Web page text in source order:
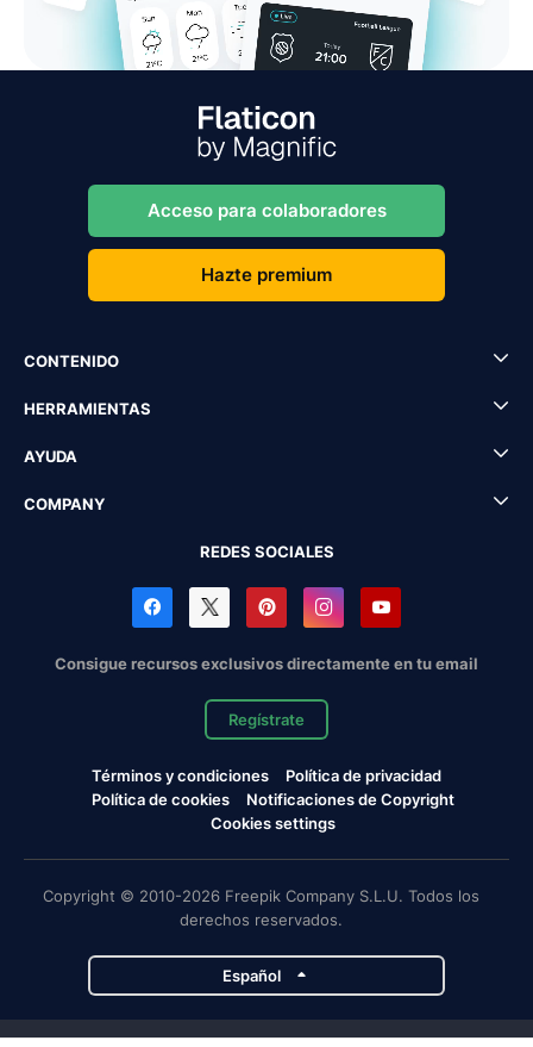
Acceso para colaboradores
Hazte premium
CONTENIDO
HERRAMIENTAS
AYUDA
COMPANY
REDES SOCIALES
Consigue recursos exclusivos directamente en tu email
Regístrate
Términos y condiciones
Política de privacidad
Política de cookies
Notificaciones de Copyright
Cookies settings
Copyright © 2010-2026 Freepik Company S.L.U. Todos los
derechos reservados.
Español